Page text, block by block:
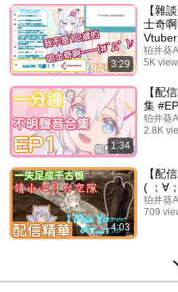
3:29
【雜
士奇啊٩(๑`н´๑)۶【香港
Vtuber
狛井葵
5K
1:34
【配
集
狛井葵
2.8K
4:03
【配
( ；∀
狛井葵
709